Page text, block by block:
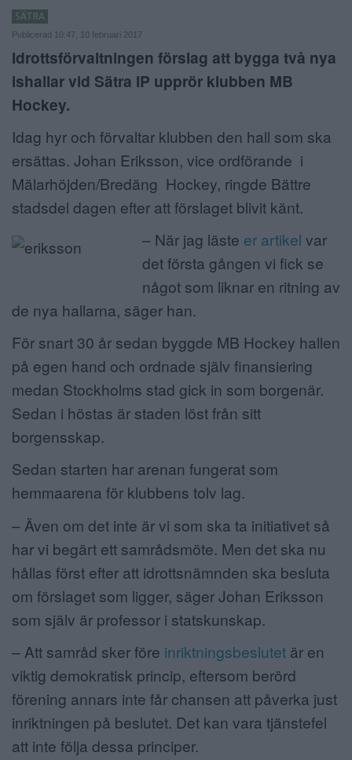
ANNONSERA
NÄRINGSLIV
MER
SÄTRA
Publicerad 10:47, 10 februari 2017
Idrottsförvaltningen förslag att bygga två nya
ishallar vid Sätra IP upprör klubben MB
Hockey.
Idag hyr och förvaltar klubben den hall som ska
ersättas. Johan Eriksson, vice ordförande i
Mälarhöjden/Bredäng Hockey, ringde Bättre
stadsdel dagen efter att förslaget blivit känt.
– När jag läste er artikel var
det första gången vi fick se
något som liknar en ritning av
de nya hallarna, säger han.
För snart 30 år sedan byggde MB Hockey hallen
på egen hand och ordnade själv finansiering
medan Stockholms stad gick in som borgenär.
Sedan i höstas är staden löst från sitt
borgensskap.
Sedan starten har arenan fungerat som
hemmaarena för klubbens tolv lag.
– Även om det inte är vi som ska ta initiativet så
har vi begärt ett samrådsmöte. Men det ska nu
hållas först efter att idrottsnämnden ska besluta
om förslaget som ligger, säger Johan Eriksson
som själv är professor i statskunskap.
– Att samråd sker före inriktningsbeslutet är en
viktig demokratisk princip, eftersom berörd
förening annars inte får chansen att påverka just
inriktningen på beslutet. Det kan vara tjänstefel
att inte följa dessa principer.